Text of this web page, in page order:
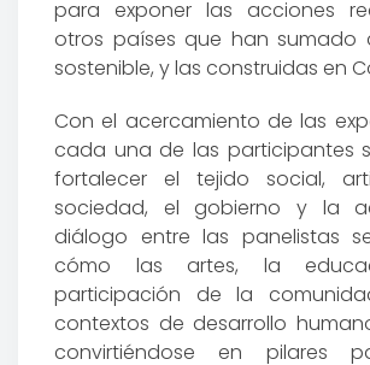
para exponer las acciones
otros países que han sumado
sostenible, y las construidas en
Con el acercamiento de las
cada una de las participantes
fortalecer el tejido social,
sociedad, el gobierno y la
diálogo entre las panelistas
cómo las artes, la
participación de la
contextos de desarrollo
convirtiéndose en pilares